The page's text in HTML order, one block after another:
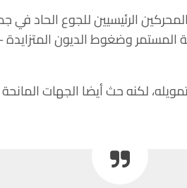
الرئيسيين للجوع الحاد في
المستمر وضغوط الديون
لكنه حث أيضا الجهات